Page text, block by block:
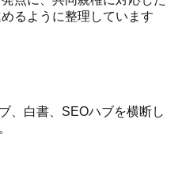
るように整理しています
、白書、SEOハブを横断し